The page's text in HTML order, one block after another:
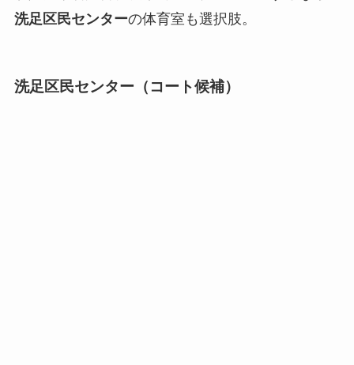
洗足区民センターの体育室も選択肢。
洗足区民センター（コート候補）